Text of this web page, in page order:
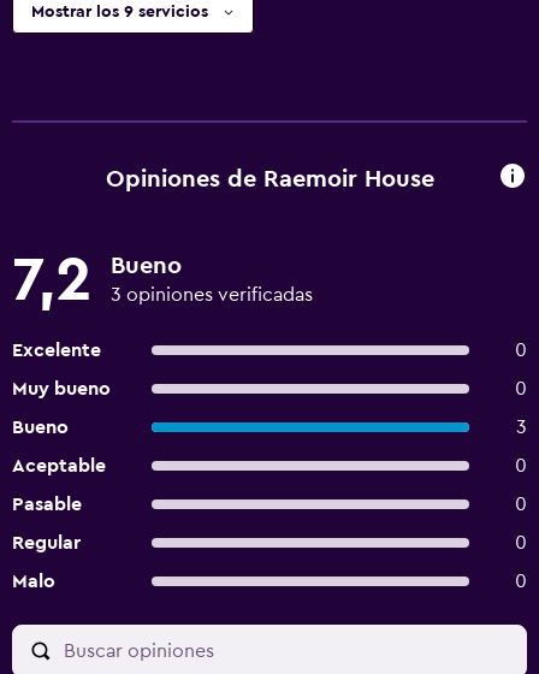
Mostrar los 9 servicios
Opiniones de Raemoir House
7,2 Bueno
3 opiniones verificadas
Excelente
0
Muy bueno
0
Bueno
3
Aceptable
0
Pasable
0
Regular
0
Malo
0